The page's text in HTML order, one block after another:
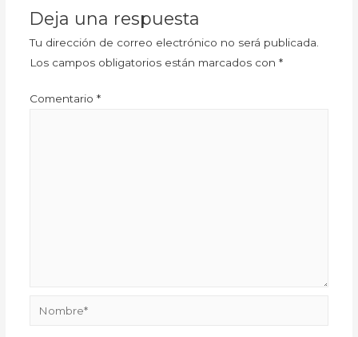
Deja una respuesta
Tu dirección de correo electrónico no será publicada.
Los campos obligatorios están marcados con *
Comentario *